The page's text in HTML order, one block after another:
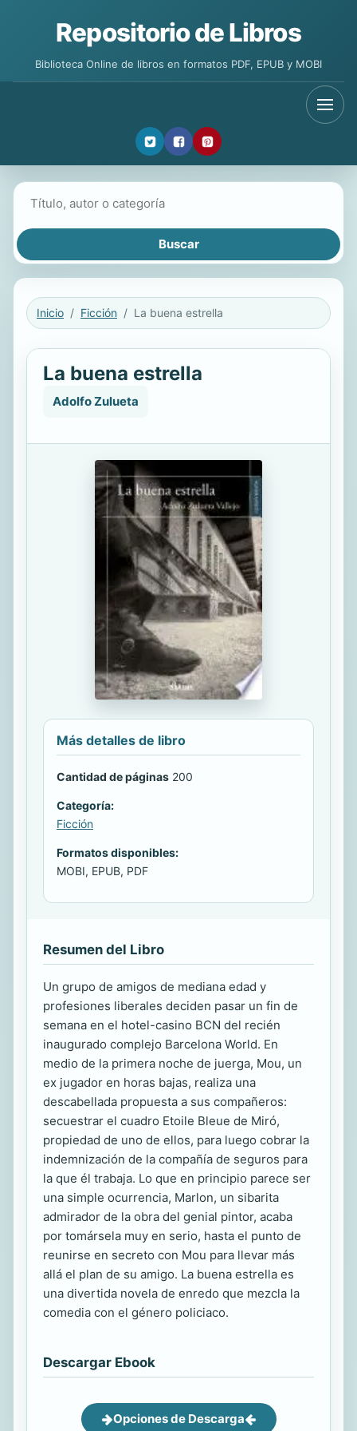
Repositorio de Libros
Biblioteca Online de libros en formatos PDF, EPUB y MOBI
Inicio Ficción La buena estrella
La buena estrella
Adolfo Zulueta
Más detalles de libro
Cantidad de páginas 200
Categoría:
Ficción
Formatos disponibles:
MOBI, EPUB, PDF
Resumen del Libro
Un grupo de amigos de mediana edad y
profesiones liberales deciden pasar un fin de
semana en el hotel-casino BCN del recién
inaugurado complejo Barcelona World. En
medio de la primera noche de juerga, Mou, un
ex jugador en horas bajas, realiza una
descabellada propuesta a sus compañeros:
secuestrar el cuadro Etoile Bleue de Miró,
propiedad de uno de ellos, para luego cobrar la
indemnización de la compañía de seguros para
la que él trabaja. Lo que en principio parece ser
una simple ocurrencia, Marlon, un sibarita
admirador de la obra del genial pintor, acaba
por tomársela muy en serio, hasta el punto de
reunirse en secreto con Mou para llevar más
allá el plan de su amigo. La buena estrella es
una divertida novela de enredo que mezcla la
comedia con el género policiaco.
Descargar Ebook
Opciones de Descarga